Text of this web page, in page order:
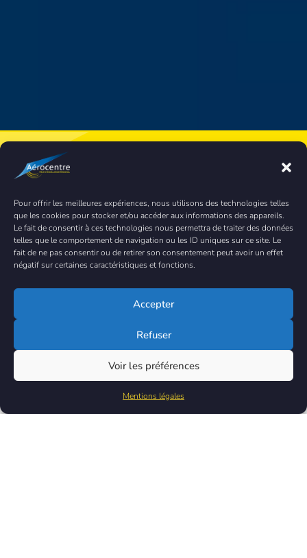
Pour offrir les meilleures expériences, nous utilisons des technologies telles
que les cookies pour stocker et/ou accéder aux informations des appareils.
Le fait de consentir à ces technologies nous permettra de traiter des données
telles que le comportement de navigation ou les ID uniques sur ce site. Le
fait de ne pas consentir ou de retirer son consentement peut avoir un effet
négatif sur certaines caractéristiques et fonctions.
Accepter
Refuser
Voir les préférences
Mentions légales
Nos services vous
intéressent ?Rejoignez-nous
!
Je souhaite adhérer
Bénéficiez de -50% lors de la première année